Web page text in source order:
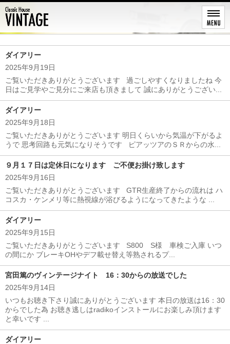
レストア
ダイアリー
2025年9月19日
ご覧いただきありがとうございます 過ごしやすくなりましたね 今
日はご見学やご見分にご来店も頂きまして 誠にありがとうござい...
ダイアリー
2025年9月18日
ご覧いただきありがとうございます 明日くらいから気温が下がるよ
うで 思考回路も元気になりそうです ピアッツアのＳＲからの水...
９月１７日は定休日になります ご不便お掛け致します
2025年9月16日
ご覧いただきありがとうございます GTR生産終了からの流れは ハ
コスカ・ケンメリ等に熱視線が浴びるようになってきたような ...
ダイアリー
2025年9月15日
ご覧いただきありがとうございます S800 S様 車検ご入庫 いつ
の間にか ブレーキOHやデフ載せ替え等熟されるプ...
宮田篤のヴィンテージナイト 16：30からの放送でした
2025年9月14日
いつもお聴き下さり誠にありがとうございます 本日の放送は16：30
からでした為 お聴き逃しはradikoインストールにお楽しみ頂けます
と幸いです ...
ダイアリー